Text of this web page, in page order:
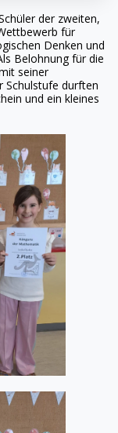
der zweiten,
für
Denken und
Belohnung für die
seiner
Schulstufe durften
und ein kleines